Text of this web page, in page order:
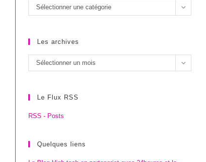
Les
catégories
Sélectionner une catégorie
Les archives
Les
archives
Sélectionner un mois
Le Flux RSS
RSS - Posts
Quelques liens